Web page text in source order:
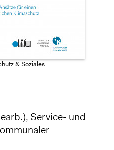
& Soziales
Service- und